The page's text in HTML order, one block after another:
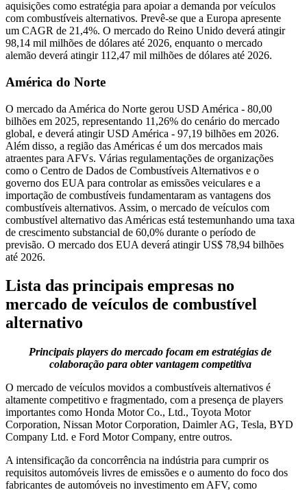
aquisições como estratégia para apoiar a demanda por veículos
com combustíveis alternativos. Prevê-se que a Europa apresente
um CAGR de 21,4%. O mercado do Reino Unido deverá atingir
98,14 mil milhões de dólares até 2026, enquanto o mercado
alemão deverá atingir 112,47 mil milhões de dólares até 2026.
América do Norte
O mercado da América do Norte gerou USD América - 80,00
bilhões em 2025, representando 11,26% do cenário do mercado
global, e deverá atingir USD América - 97,19 bilhões em 2026.
Além disso, a região das Américas é um dos mercados mais
atraentes para AFVs. Várias regulamentações de organizações
como o Centro de Dados de Combustíveis Alternativos e o
governo dos EUA para controlar as emissões veiculares e a
importação de combustíveis fundamentaram as vantagens dos
combustíveis alternativos. Assim, o mercado de veículos com
combustível alternativo das Américas está testemunhando uma taxa
de crescimento substancial de 60,0% durante o período de
previsão. O mercado dos EUA deverá atingir US$ 78,94 bilhões
até 2026.
Lista das principais empresas no
mercado de veículos de combustível
alternativo
Principais players do mercado focam em estratégias de
colaboração para obter vantagem competitiva
O mercado de veículos movidos a combustíveis alternativos é
altamente competitivo e fragmentado, com a presença de players
importantes como Honda Motor Co., Ltd., Toyota Motor
Corporation, Nissan Motor Corporation, Daimler AG, Tesla, BYD
Company Ltd. e Ford Motor Company, entre outros.
A intensificação da concorrência na indústria para cumprir os
requisitos automóveis livres de emissões e o aumento do foco dos
fabricantes de automóveis no investimento em AFV, como